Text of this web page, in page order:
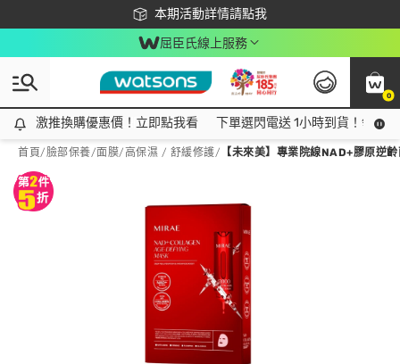
本期活動詳情請點我
下載app最高回饋$350
屈臣氏線上服務
0
激推換購優惠價！立即點我看
激推換購優惠價！立即點我看 下單選閃電送 1小時到貨！領神
首頁/臉部保養/面膜/ 高保濕 / 舒緩修護/ 【未來美】專業院線NAD+膠原逆